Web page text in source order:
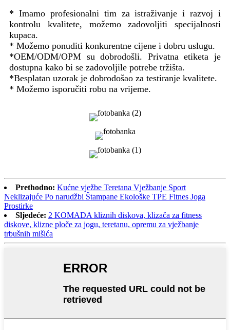
* Imamo profesionalni tim za istraživanje i razvoj i
kontrolu kvalitete, možemo zadovoljiti specijalnosti
kupaca.
* Možemo ponuditi konkurentne cijene i dobru uslugu.
*OEM/ODM/OPM su dobrodošli. Privatna etiketa je
dostupna kako bi se zadovoljile potrebe tržišta.
*Besplatan uzorak je dobrodošao za testiranje kvalitete.
* Možemo isporučiti robu na vrijeme.
Prethodno: Kućne vježbe Teretana Vježbanje Sport
Neklizajuće Po narudžbi Štampane Ekološke TPE Fitnes Joga
Prostirke
Sljedeće: 2 KOMADA kliznih diskova, klizača za fitness
diskove, klizne ploče za jogu, teretanu, opremu za vježbanje
trbušnih mišića